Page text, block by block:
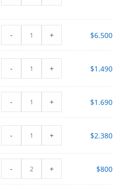
- + $6.500
- + $1.490
- + $1.690
- + $2.380
- + $800